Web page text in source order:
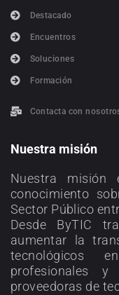
Destacado
Encuentros
Soluciones
Formación
Contacta con
Nuestra misión
Nuestra misión
conocimiento
Sector Público
Desde ByTIC
aumentar la
tecnológicos
profesionales
proveedoras de